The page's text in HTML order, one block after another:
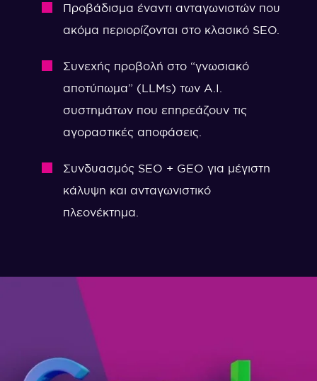
Προβάδισμα έναντι ανταγωνιστών που
ακόμα περιορίζονται στο κλασικό SEO.
Συνεχής προβολή στο “γνωσιακό
αποτύπωμα” (LLMs) των A.I.
συστημάτων που επηρεάζουν τις
αγοραστικές αποφάσεις.
Συνδυασμός SEO + GEO για μέγιστη
κάλυψη και ανταγωνιστικό
πλεονέκτημα.